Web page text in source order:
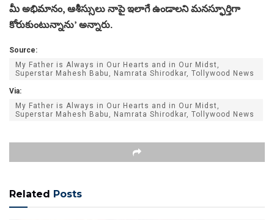
మీ అభిమానం, ఆశీస్సులు నాపై ఇలాగే ఉండాలని మనస్ఫూర్తిగా
కోరుకుంటున్నాను’ అన్నారు.
Source:
My Father is Always in Our Hearts and in Our Midst,
Superstar Mahesh Babu, Namrata Shirodkar, Tollywood News
Via:
My Father is Always in Our Hearts and in Our Midst,
Superstar Mahesh Babu, Namrata Shirodkar, Tollywood News
Related Posts